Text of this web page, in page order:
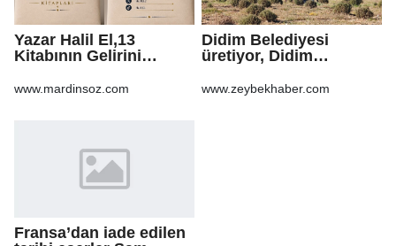
Yazar Halil El,13
Kitabının Gelirini
www.mardinsoz.com
Didim Belediyesi
üretiyor, Didim
www.zeybekhaber.com
Fransa’dan iade edilen